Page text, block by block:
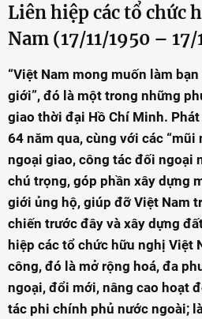
Liên hiệp các tổ chức
Nam (17/11/1950 – 17/
“Việt Nam mong muốn làm
giới”, đó là một trong những
giao thời đại Hồ Chí Minh.
64 năm qua, cùng với các “mũi
ngoại giao, công tác đối ngoại
chú trọng, góp phần xây dựng
giới ủng hộ, giúp đỡ Việt Nam
chiến trước đây và xây dựng
hiệp các tổ chức hữu nghị Việt
công, đó là mở rộng hoá, đa
ngoại, đổi mới, nâng cao hoạt
tác phi chính phủ nước ngoài;